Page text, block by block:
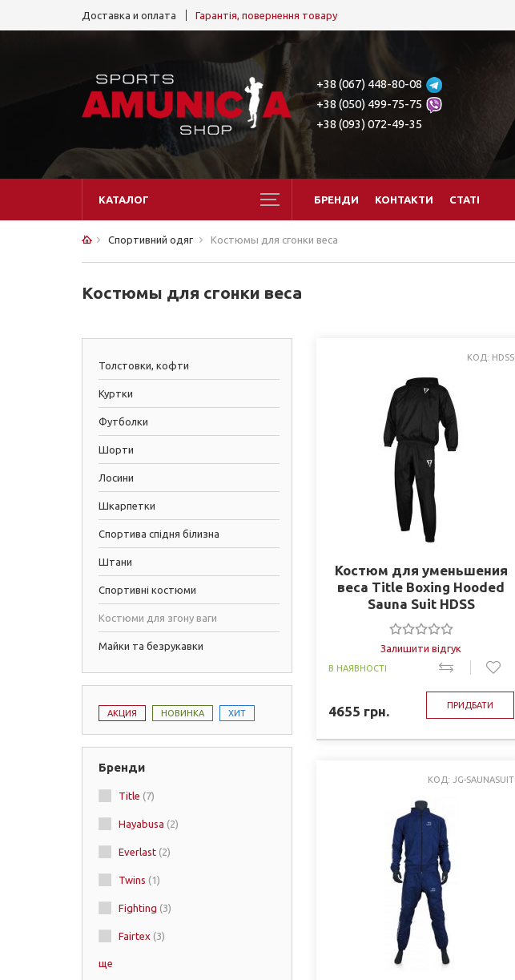
Доставка и оплата Гарантія, повернення товару
+38 (067) 448-80-08
+38 (050) 499-75-75
+38 (093) 072-49-35
КАТАЛОГ БРЕНДИ КОНТАКТИ СТАТІ
Спортивний одяг Костюмы для сгонки веса
Костюмы для сгонки веса
Толстовки, кофти
Куртки
Футболки
Шорти
Лосини
Шкарпетки
Спортива спідня білизна
Штани
Спортивні костюми
Костюми для згону ваги
Майки та безрукавки
АКЦИЯ НОВИНКА ХИТ
Бренди
Title (7)
Hayabusa (2)
Everlast (2)
Twins (1)
Fighting (3)
Fairtex (3)
ще
КОД: HDSS
Костюм для уменьшения
веса Title Boxing Hooded
Sauna Suit HDSS
Залишити відгук
В НАЯВНОСТІ
4655 грн. ПРИДБАТИ
КОД: JG-SAUNASUIT